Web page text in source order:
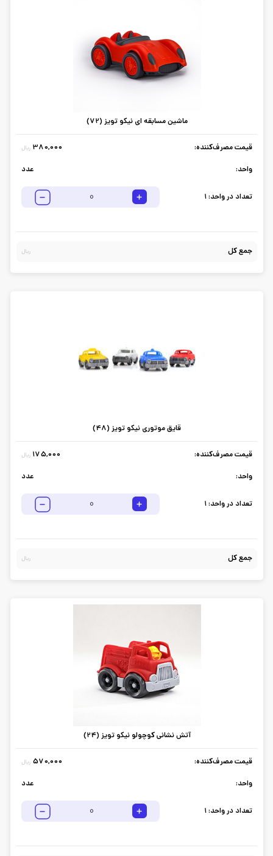
ماشین مسابقه ای نیکو تویز (72)
قیمت مصرف‌کننده: 380,000 ریال
واحد: عدد
تعداد در واحد:1
جمع کل ریال
قایق موتوری نیکو تویز (48)
قیمت مصرف‌کننده: 175,000 ریال
واحد: عدد
تعداد در واحد:1
جمع کل ریال
آتش نشانی کوچولو نیکو تویز (24)
قیمت مصرف‌کننده: 570,000 ریال
واحد: عدد
تعداد در واحد:1